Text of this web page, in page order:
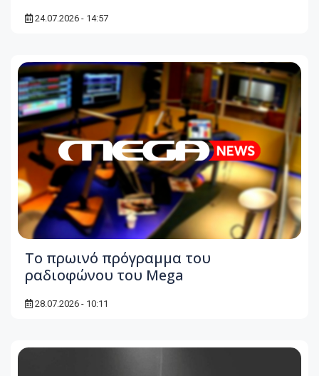
24.07.2026 - 14:57
To πρωινό πρόγραμμα του
ραδιοφώνου του Mega
28.07.2026 - 10:11